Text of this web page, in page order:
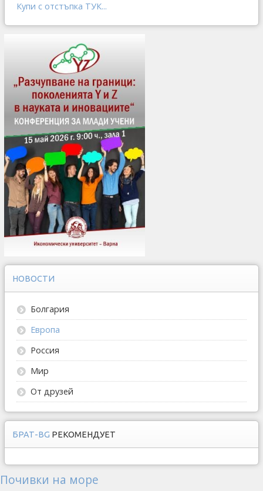
Купи с отстъпка ТУК...
НОВОСТИ
Болгария
Европа
Россия
Мир
От друзей
БРАТ-BG РЕКОМЕНДУЕТ
Почивки на море